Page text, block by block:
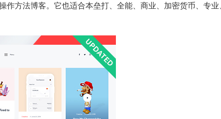
作方法博客。它也适合本垒打、全能、商业、加密货币、专业